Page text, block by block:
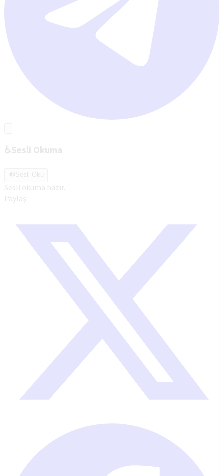
♿Sesli Okuma
🔊 Sesli Oku
Sesli okuma hazır.
Paylaş: